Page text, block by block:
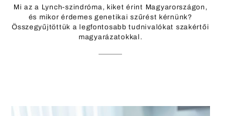
Mi az a Lynch-szindróma, kiket érint Magyarországon,
és mikor érdemes genetikai szűrést kérnünk?
Összegyűjtöttük a legfontosabb tudnivalókat szakértői
magyarázatokkal.